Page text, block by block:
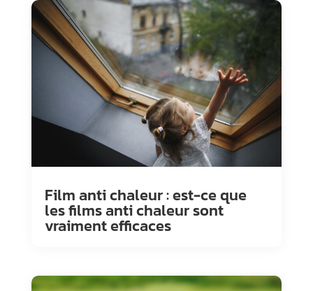
Film anti chaleur : est-ce que
les films anti chaleur sont
vraiment efficaces